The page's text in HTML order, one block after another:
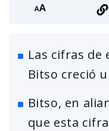
Las cifras de
Bitso creció
Bitso, en
que esta